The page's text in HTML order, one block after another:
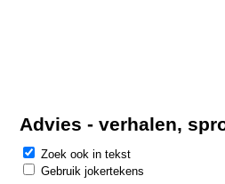
Advies - verhalen,
Zoek ook in tekst
Gebruik jokertekens